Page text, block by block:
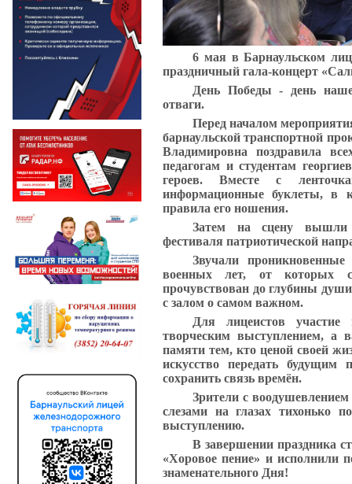
6 мая в Барнаульском
праздничный гала-концерт
День Победы - день
отваги.
Перед началом
барнаульской транспортной
Владимировна поздравила
педагогам и студентам
героев. Вместе с
информационные буклеты, в
правила его ношения.
Затем на сцену вышли
фестиваля патриотической
Звучали
военных лет, от которых
прочувствован до глубины
с залом о самом важном.
Для лицеистов
творческим выступлением, а
памяти тем, кто ценой своей
искусство передать
сохранить связь времён.
Зрители с
слезами на глазах тихонько
выступлению.
В завершении праздника
«Хоровое пение» и исполнили
знаменательного Дня!